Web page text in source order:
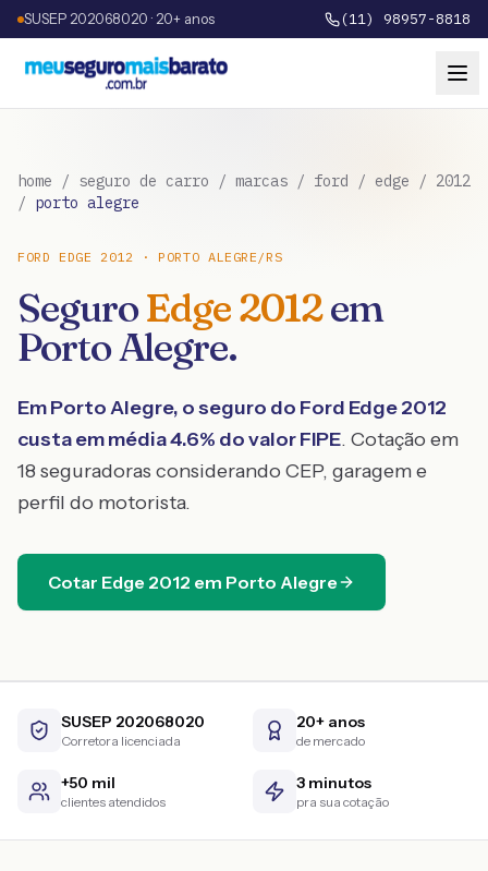
SUSEP 202068020 · 20+ anos (11) 98957-8818
home / seguro de carro / marcas / ford / edge / 2012
/ porto alegre
FORD EDGE 2012 ·PORTO ALEGRE /RS
SeguroEdge2012em
Porto Alegre.
EmPorto Alegre, o seguro do Ford Edge2012
custa em média4.6% do valor FIPE. Cotação em
18 seguradoras considerando CEP, garagem e
perfil do motorista.
Cotar Edge 2012 em Porto Alegre
SUSEP 202068020
Corretora licenciada
20+ anos
de mercado
+50 mil
clientes atendidos
3 minutos
pra sua cotação